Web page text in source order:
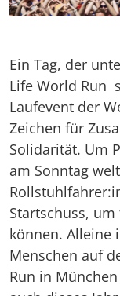
Ein Tag, der
Life World Run
Laufevent der
Zeichen für
Solidarität. Um
am Sonntag
Startschuss,
können. Alleine
Menschen auf
Run in